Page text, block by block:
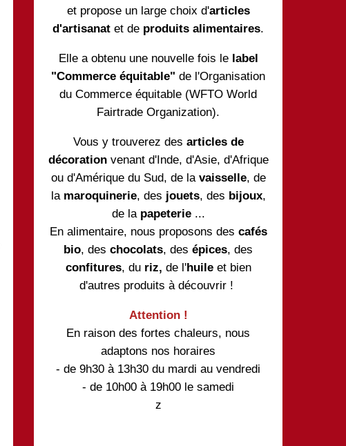
et propose un large choix d'articles
d'artisanat et de produits alimentaires.
Elle a obtenu une nouvelle fois lelabel
"Commerce équitable" de l'Organisation
du Commerce équitable (WFTO World
Fairtrade Organization).
Vous y trouverez des articles de
décorationvenant d'Inde, d'Asie, d'Afrique
ou d'Amérique du Sud, de la vaisselle, de
la maroquinerie, des jouets, des bijoux,
de la papeterie...
En alimentaire, nous proposons des cafés
bio, des chocolats, des épices, des
confitures, duriz, de l'huileet bien
d'autres produits à découvrir !
Attention !
En raison des fortes chaleurs, nous
adaptons nos horaires
- de 9h30 à 13h30 du mardi au vendredi
- de 10h00 à 19h00 le samedi
z